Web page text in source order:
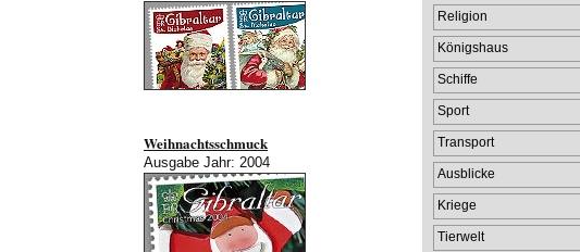
Weihnachtsschmuck
Ausgabe Jahr: 2004
Religion
Königshaus
Schiffe
Sport
Transport
Ausblicke
Kriege
Tierwelt